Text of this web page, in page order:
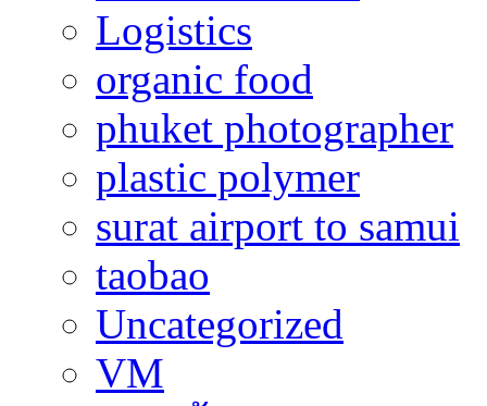
Logistics
organic food
phuket photographer
plastic polymer
surat airport to samui
taobao
Uncategorized
VM